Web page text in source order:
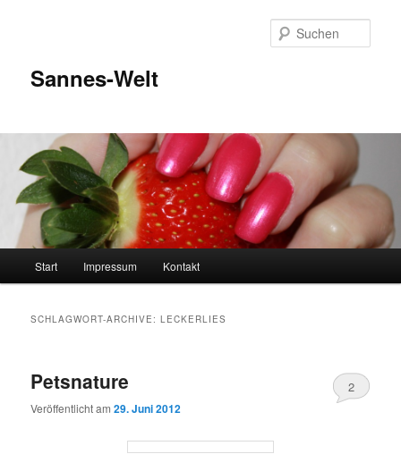
Sannes-Welt
Start Impressum Kontakt
SCHLAGWORT-ARCHIVE:LECKERLIES
Petsnature
Veröffentlicht am29. Juni 2012
2